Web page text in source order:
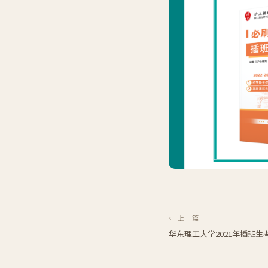
← 上一篇
华东理工大学2021年插班生